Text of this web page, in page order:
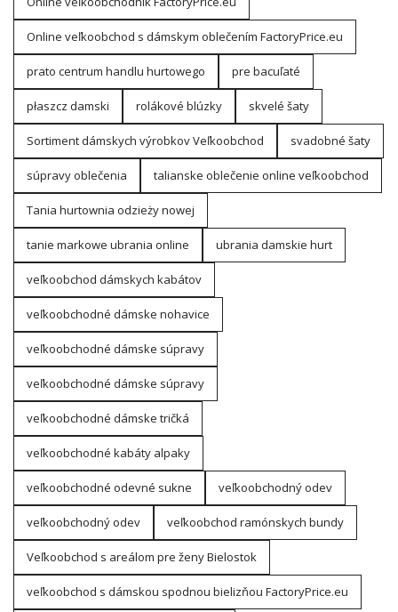
Online veľkoobchod s dámskym oblečením FactoryPrice.eu
prato centrum handlu hurtowego pre bacuľaté
płaszcz damski rolákové blúzky skvelé šaty
Sortiment dámskych výrobkov Veľkoobchod svadobné šaty
súpravy oblečenia talianske oblečenie online veľkoobchod
Tania hurtownia odzieży nowej
tanie markowe ubrania online ubrania damskie hurt
veľkoobchod dámskych kabátov
veľkoobchodné dámske nohavice
veľkoobchodné dámske súpravy
veľkoobchodné dámske súpravy
veľkoobchodné dámske tričká
veľkoobchodné kabáty alpaky
veľkoobchodné odevné sukne veľkoobchodný odev
veľkoobchodný odev veľkoobchod ramónskych bundy
Veľkoobchod s areálom pre ženy Bielostok
veľkoobchod s dámskou spodnou bielizňou FactoryPrice.eu